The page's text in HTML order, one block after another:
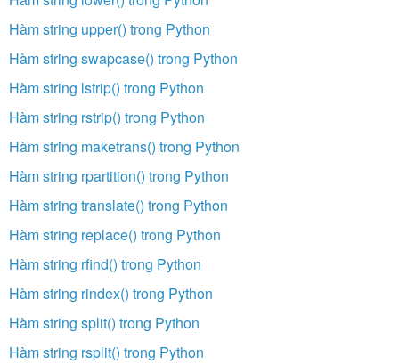
Hàm string upper() trong Python
Hàm string swapcase() trong Python
Hàm string lstrip() trong Python
Hàm string rstrip() trong Python
Hàm string maketrans() trong Python
Hàm string rpartition() trong Python
Hàm string translate() trong Python
Hàm string replace() trong Python
Hàm string rfind() trong Python
Hàm string rindex() trong Python
Hàm string split() trong Python
Hàm string rsplit() trong Python